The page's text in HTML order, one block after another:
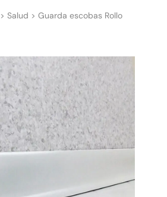
Salud > Guarda escobas Rollo